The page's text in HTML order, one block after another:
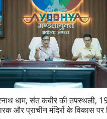
धाम, संत कबीर की तपस्थली,
और प्राचीन मंदिरों के विकास पर